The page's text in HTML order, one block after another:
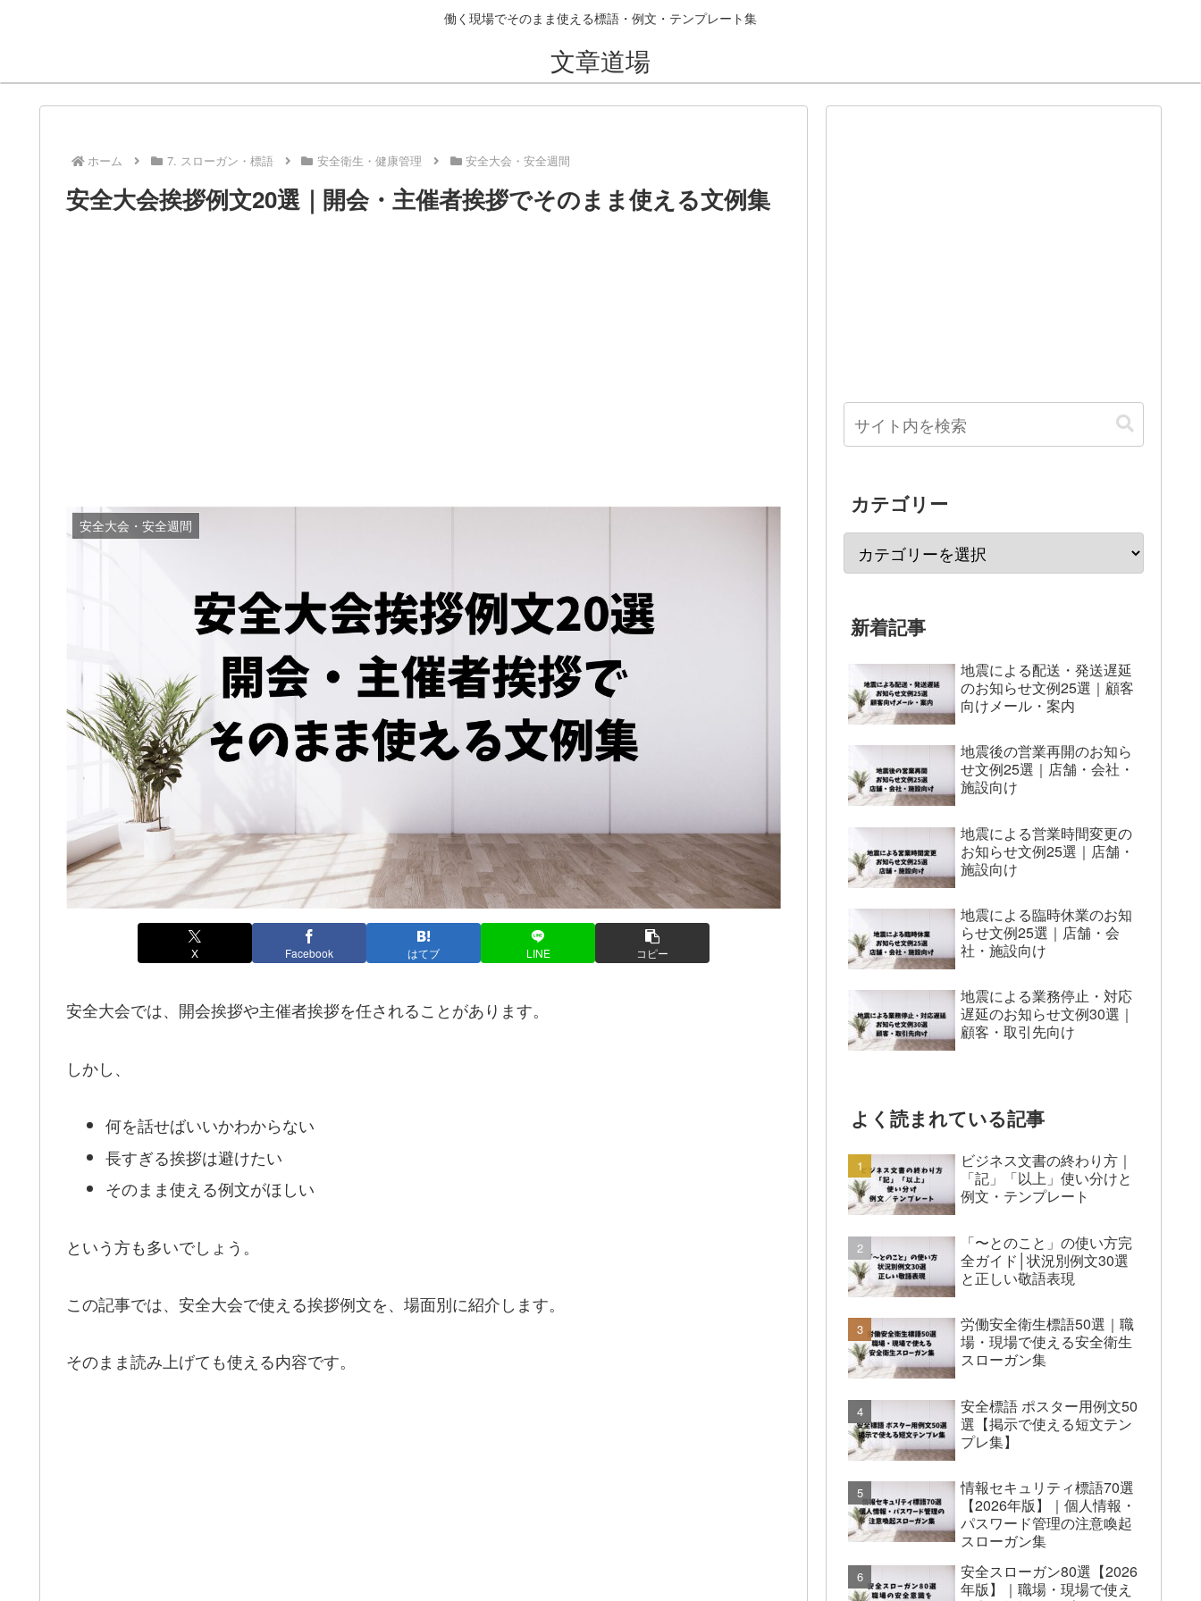
働く現場でそのまま使える標語・例文・テンプレート集
文章道場
ホーム 7. スローガン・標語 安全衛生・健康管理 安全大会・安全週間
安全大会挨拶例文20選｜開会・主催者挨拶でそのまま使える文例集
安全大会・安全週間
X Facebook はてブ LINE コピー
安全大会では、開会挨拶や主催者挨拶を任されることがあります。
しかし、
何を話せばいいかわからない
長すぎる挨拶は避けたい
そのまま使える例文がほしい
という方も多いでしょう。
この記事では、安全大会で使える挨拶例文を、場面別に紹介します。
そのまま読み上げても使える内容です。
カテゴリー
新着記事
地震による配送・発送遅延
のお知らせ文例25選｜顧客
向けメール・案内
地震後の営業再開のお知ら
せ文例25選｜店舗・会社・
施設向け
地震による営業時間変更の
お知らせ文例25選｜店舗・
施設向け
地震による臨時休業のお知
らせ文例25選｜店舗・会
社・施設向け
地震による業務停止・対応
遅延のお知らせ文例30選｜
顧客・取引先向け
よく読まれている記事
ビジネス文書の終わり方｜
「記」「以上」使い分けと
例文・テンプレート
「〜とのこと」の使い方完
全ガイド│状況別例文30選
と正しい敬語表現
労働安全衛生標語50選｜職
場・現場で使える安全衛生
スローガン集
安全標語 ポスター用例文50
選【掲示で使える短文テン
プレ集】
情報セキュリティ標語70選
【2026年版】｜個人情報・
パスワード管理の注意喚起
スローガン集
安全スローガン80選【2026
年版】｜職場・現場で使え